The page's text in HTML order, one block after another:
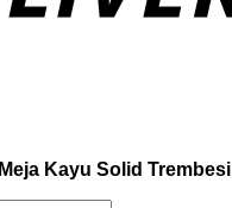
Meja Kayu Solid Trembesi